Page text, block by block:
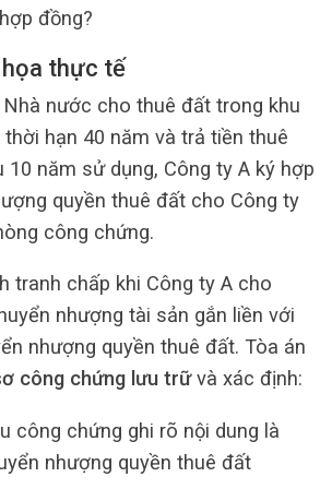
đồng?
thực tế
nước cho thuê đất trong khu
hạn 40 năm và trả tiền thuê
10 năm sử dụng, Công ty A ký hợp
quyền thuê đất cho Công ty
công chứng.
tranh chấp khi Công ty A cho
nhượng tài sản gắn liền với
nhượng quyền thuê đất. Tòa án
công chứng lưu trữvà xác định:
công chứng ghi rõ nội dung là
nhượng quyền thuê đất